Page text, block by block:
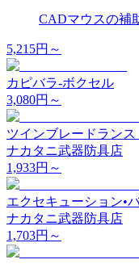
CADマウスの補
5,215円～
カピバラ-ボクセル
3,080円～
ツインブレードラン
ナカタニ武器防具店
1,933円～
エクセキューション•
ナカタニ武器防具店
1,703円～